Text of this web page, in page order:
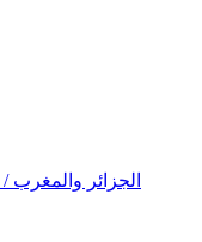
/ الجزائر والمغرب